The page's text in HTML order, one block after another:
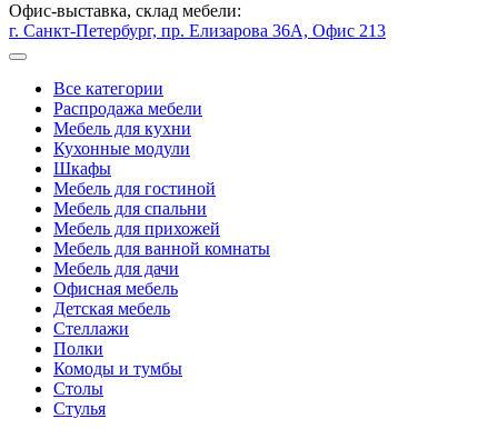
Офис-выставка, склад мебели:
г. Санкт-Петербург, пр. Елизарова 36А, Офис 213
Все категории
Распродажа мебели
Мебель для кухни
Кухонные модули
Шкафы
Мебель для гостиной
Мебель для спальни
Мебель для прихожей
Мебель для ванной комнаты
Мебель для дачи
Офисная мебель
Детская мебель
Стеллажи
Полки
Комоды и тумбы
Столы
Стулья